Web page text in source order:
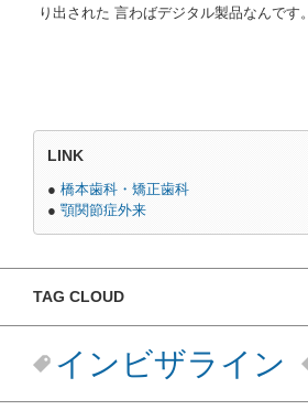
り出された 言わばデジタル製品なんです。
LINK
● 橋本歯科・矯正歯科
● 顎関節症外来
TAG CLOUD
インビザライン